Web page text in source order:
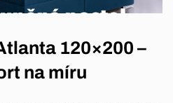
120×200 –
na míru